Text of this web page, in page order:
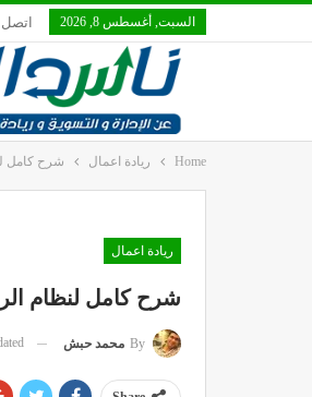
السبت, أغسطس 8, 2026
Home ريادة اعمال شرح كامل
ريادة اعمال
شرح كامل لنظام
By محمد حبش